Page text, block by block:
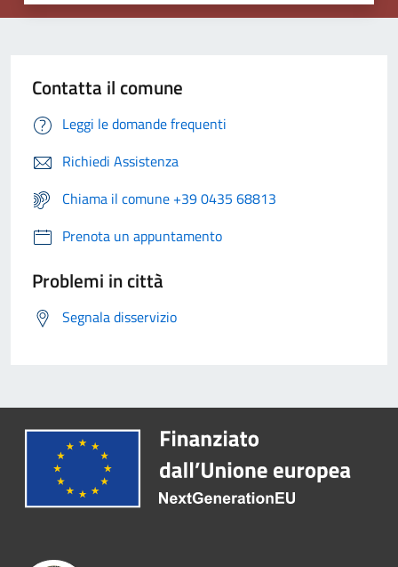
Contatta il comune
Leggi le domande frequenti
Richiedi Assistenza
Chiama il comune +39 0435 68813
Prenota un appuntamento
Problemi in città
Segnala disservizio